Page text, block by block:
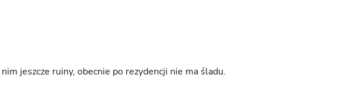
jeszcze ruiny, obecnie po rezydencji nie ma śladu.